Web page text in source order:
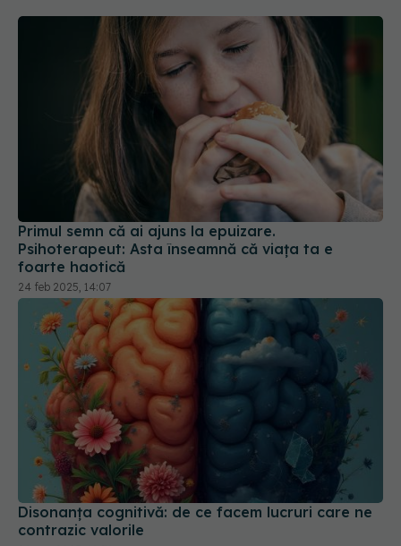
Primul semn că ai ajuns la epuizare.
Psihoterapeut: Asta înseamnă că viaţa ta e
foarte haotică
24 feb 2025, 14:07
Disonanța cognitivă: de ce facem lucruri care ne
contrazic valorile